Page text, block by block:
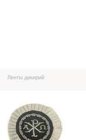
Ленты дикирий